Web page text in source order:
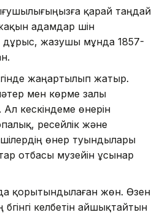
қарай таңдай
адамдар үшін
дұрыс, жазушы мұнда 1857-
жаңартылып жатыр.
мен көрме залы
Ал кескіндеме өнерін
ресейлік және
өнер туындылары
отбасы музейін ұсынар
қорытындылаған жөн. Өзен
келбетін айшықтайтын